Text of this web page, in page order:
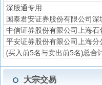
深股通专用
国泰君安证券股份有限公司
中信证券股份有限公司上海石
平安证券股份有限公司上海分
(买入前5名与卖出前5名)总合
大宗交易